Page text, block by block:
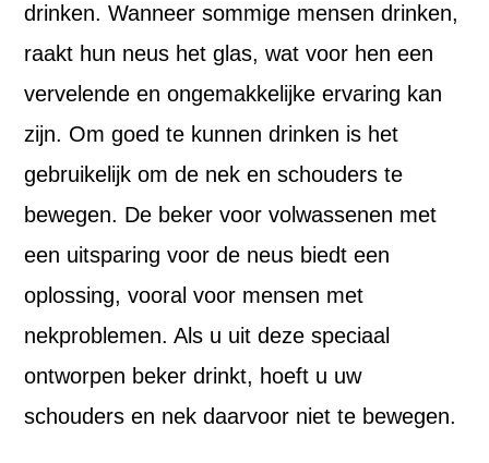
drinken. Wanneer sommige mensen drinken,
raakt hun neus het glas, wat voor hen een
vervelende en ongemakkelijke ervaring kan
zijn. Om goed te kunnen drinken is het
gebruikelijk om de nek en schouders te
bewegen. De beker voor volwassenen met
een uitsparing voor de neus biedt een
oplossing, vooral voor mensen met
nekproblemen. Als u uit deze speciaal
ontworpen beker drinkt, hoeft u uw
schouders en nek daarvoor niet te bewegen.